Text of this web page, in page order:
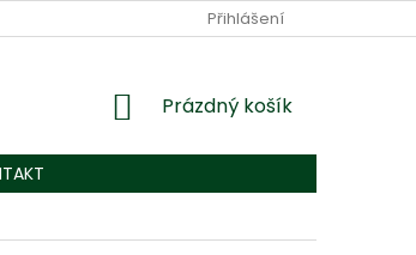
Přihlášení
NÁKUPNÍ
Prázdný košík